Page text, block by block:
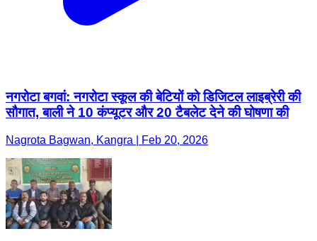
नगरोटा बगवां: नगरोटा स्कूल की बेटियों को डिजिटल लाइब्रेरी की
सौगात, बाली ने 10 कंप्यूटर और 20 टैबलेट देने की घोषणा की
Nagrota Bagwan, Kangra | Feb 20, 2026